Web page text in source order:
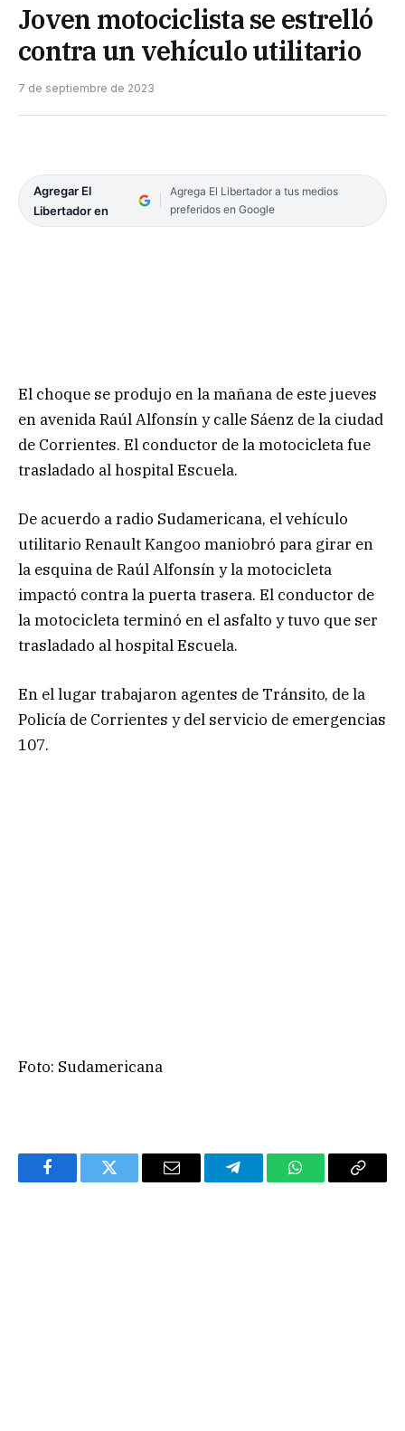
Joven motociclista se estrelló
contra un vehículo utilitario
7 de septiembre de 2023
Agregar El
Libertador en
Agrega El Libertador a tus medios
preferidos en Google
El choque se produjo en la mañana de este jueves
en avenida Raúl Alfonsín y calle Sáenz de la ciudad
de Corrientes. El conductor de la motocicleta fue
trasladado al hospital Escuela.
De acuerdo a radio Sudamericana, el vehículo
utilitario Renault Kangoo maniobró para girar en
la esquina de Raúl Alfonsín y la motocicleta
impactó contra la puerta trasera. El conductor de
la motocicleta terminó en el asfalto y tuvo que ser
trasladado al hospital Escuela.
En el lugar trabajaron agentes de Tránsito, de la
Policía de Corrientes y del servicio de emergencias
107.
Foto: Sudamericana
FacebookTwitter Email TelegramWhatsAppCopy